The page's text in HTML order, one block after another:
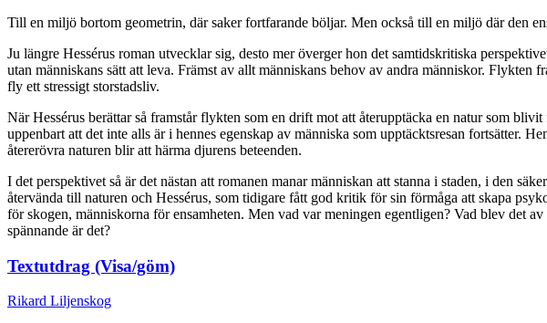
Till en miljö bortom geometrin, där saker fortfarande böljar. Men också till en miljö där den
Ju längre Hessérus roman utvecklar sig, desto mer överger hon det samtidskritiska
utan människans sätt att leva. Främst av allt människans behov av andra människor.
fly ett stressigt storstadsliv.
När Hessérus berättar så framstår flykten som en drift mot att återupptäcka en natur som
uppenbart att det inte alls är i hennes egenskap av människa som upptäcktsresan fortsätter.
återerövra naturen blir att härma djurens beteenden.
I det perspektivet så är det nästan att romanen manar människan att stanna i staden, i den
återvända till naturen och Hessérus, som tidigare fått god kritik för sin förmåga att skapa
för skogen, människorna för ensamheten. Men vad var meningen egentligen? Vad blev det
spännande är det?
Textutdrag (Visa/göm)
Rikard Liljenskog